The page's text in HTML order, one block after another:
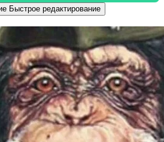
Быстрое редактирование